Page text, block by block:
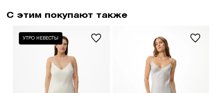
С этим покупают также
УТРО НЕВЕСТЫ